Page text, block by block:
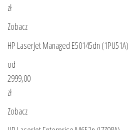
zł
Zobacz
HP LaserJet Managed E50145dn (1PU51A)
od
2999,00
zł
Zobacz